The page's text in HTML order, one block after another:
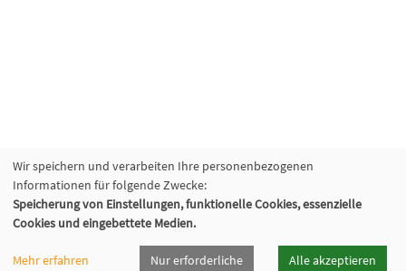
Wir speichern und verarbeiten Ihre personenbezogenen
Informationen für folgende Zwecke:
Speicherung von Einstellungen, funktionelle Cookies, essenzielle
Cookies und eingebettete Medien.
Mehr erfahren Nur erforderliche Alle akzeptieren